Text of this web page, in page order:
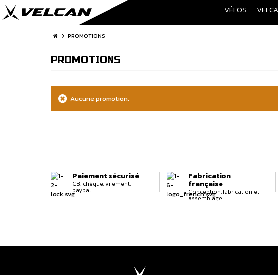
VÉLOS
PROMOTIONS
PROMOTIONS
Aucune promotion.
Paiement sécurisé
CB, chèque, virement,
paypal
Fabrication
française
Conception, fabrication et
assemblage